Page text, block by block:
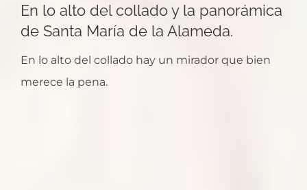
En lo alto del collado y la panorámica
de Santa María de la Alameda.
En lo alto del collado hay un mirador que bien
merece la pena.